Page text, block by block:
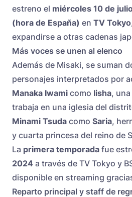
estreno el miércoles 10 de
(hora de España) en TV Tokyo
expandirse a otras cadenas
Más voces se unen al elenco
Además de Misaki, se suman
personajes interpretados por
Manaka Iwami como Iisha,
trabaja en una iglesia del
Minami Tsuda como Saria,
y cuarta princesa del reino de
La primera temporada fue
2024 a través de TV Tokyo y
disponible en streaming
Reparto principal y staff de